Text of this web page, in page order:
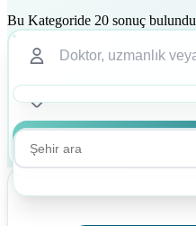
Bu Kategoride 20 sonuç bulundu